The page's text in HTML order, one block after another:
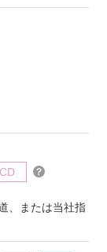
、または当社指